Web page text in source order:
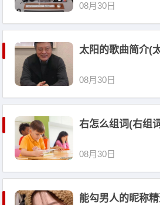
08月30日
太阳的歌曲简介(
08月30日
右怎么组词(右组
08月30日
能勾男人的昵称